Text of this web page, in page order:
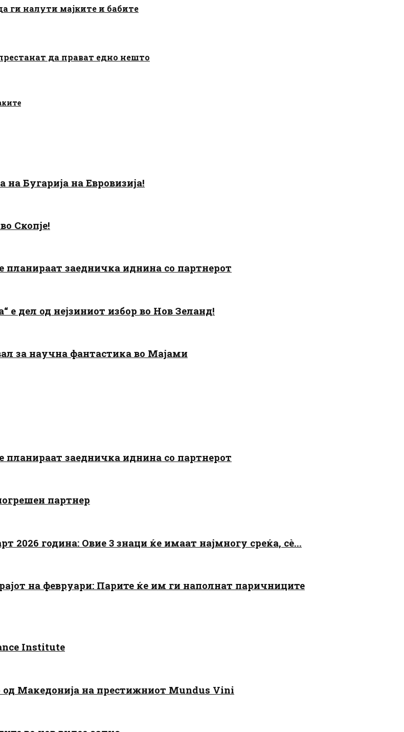
ги налути мајките и бабите
да прават едно нешто
на Бугарија на Евровизија!
Скопје!
планираат заедничка иднина со партнерот
е дел од нејзиниот избор во Нов Зеланд!
за научна фантастика во Мајами
планираат заедничка иднина со партнерот
партнер
2026 година: Овие 3 знаци ќе имаат најмногу среќа, сè...
на февруари: Парите ќе им ги наполнат паричниците
Institute
од Македонија на престижниот Mundus Vini